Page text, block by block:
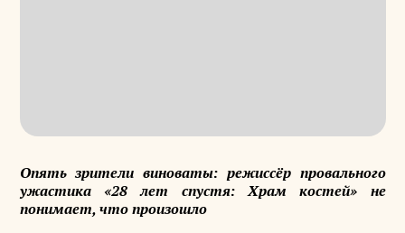
Опять зрители виноваты: режиссёр провального
ужастика «28 лет спустя: Храм костей» не
понимает, что произошло